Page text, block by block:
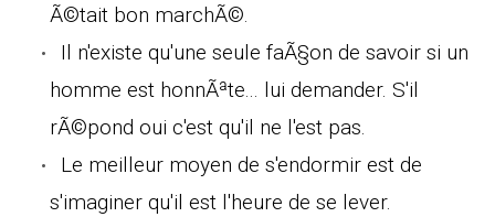
Ã©tait bon marchÃ©.
Il n'existe qu'une seule faÃ§on de savoir si un
homme est honnÃªte... lui demander. S'il
rÃ©pond oui c'est qu'il ne l'est pas.
Le meilleur moyen de s'endormir est de
s'imaginer qu'il est l'heure de se lever.